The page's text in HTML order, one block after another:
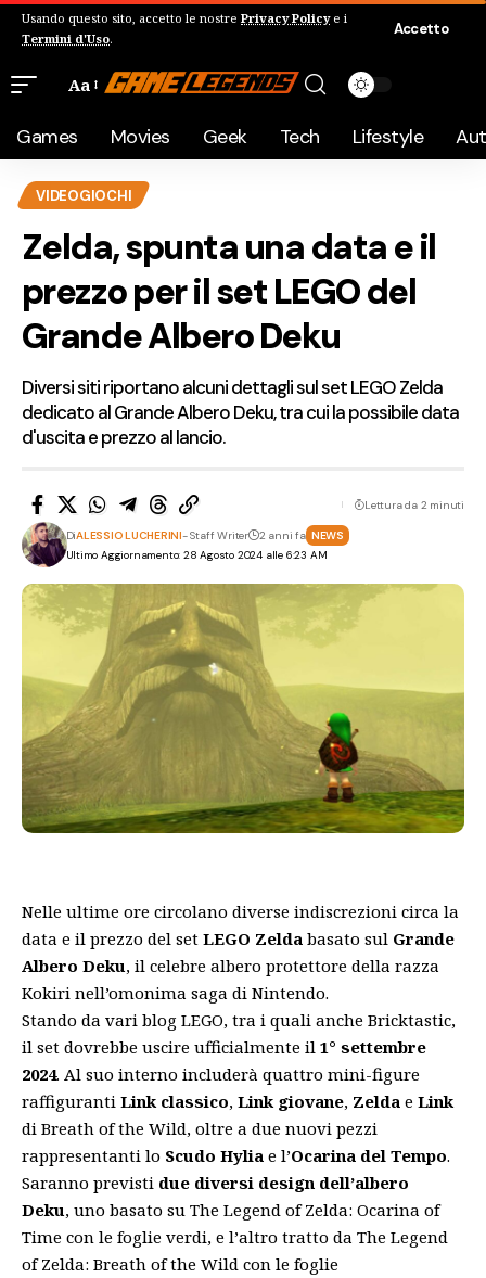
Usando questo sito, accetto le nostre Privacy Policye i
Termini d'Uso.
Accetto
Aa
Games Movies Geek Tech Lifestyle
VIDEOGIOCHI
Zelda, spunta una data e il
prezzo per il set LEGO del
Grande Albero Deku
Diversi siti riportano alcuni dettagli sul set LEGO Zelda
dedicato al Grande Albero Deku, tra cui la possibile data
d'uscita e prezzo al lancio.
Ultimo Aggiornamento: 28 Agosto 2024 alle 6:23 AM
DiALESSIO LUCHERINI- Staff Writer 2 anni fa NEWS
Lettura da 2 minuti
Nelle ultime ore circolano diverse indiscrezioni circa la
data e il prezzo del set LEGO Zelda basato sul Grande
Albero Deku, il celebre albero protettore della razza
Kokiri nell’omonima saga di Nintendo.
Stando da vari blog LEGO, tra i quali anche Bricktastic,
il set dovrebbe uscire ufficialmente il 1° settembre
2024. Al suo interno includerà quattro mini-figure
raffiguranti Link classico, Link giovane, Zelda e Link
di Breath of the Wild, oltre a due nuovi pezzi
rappresentanti lo Scudo Hylia e l’Ocarina del Tempo.
Saranno previsti due diversi design dell’albero
Deku, uno basato su The Legend of Zelda: Ocarina of
Time con le foglie verdi, e l’altro tratto da The Legend
of Zelda: Breath of the Wild con le foglie